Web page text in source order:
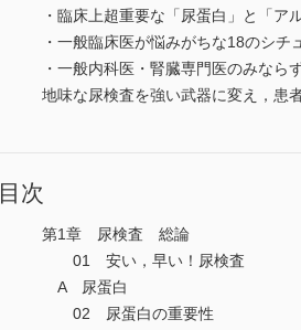
・臨床上超重要な「尿蛋白」と「ア
・一般臨床医が悩みがちな18のシ
・一般内科医・腎臓専門医のみなら
地味な尿検査を強い武器に変え，患
目次
第1章 尿検査 総論
01 安い，早い！尿検査
A 尿蛋白
02 尿蛋白の重要性